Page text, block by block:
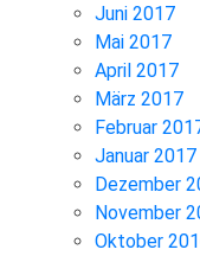
Juni 2017
Mai 2017
April 2017
März 2017
Februar
Januar 2017
Dezember
November
Oktober